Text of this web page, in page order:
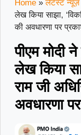
Home » लेटेस्ट न्यूज़
लेख किया साझा,
की अवधारणा पर
पीएम मोदी
लेख किया
राम जी
अवधारणा